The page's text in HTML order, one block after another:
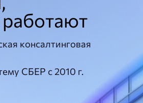
консалтинговая
СБЕР с 2010 г.